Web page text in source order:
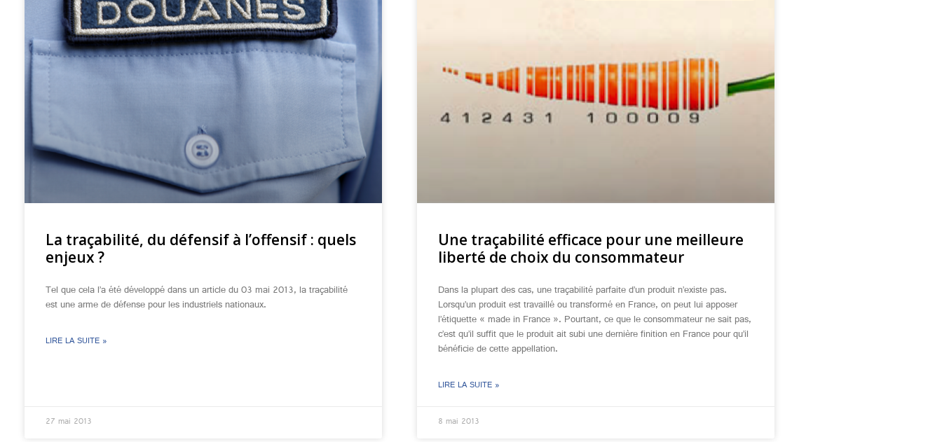
La traçabilité, du défensif à l’offensif : quels
enjeux ?
Tel que cela l’a été développé dans un article du 03 mai 2013, la traçabilité
est une arme de défense pour les industriels nationaux.
LIRE LA SUITE »
27 mai 2013
Une traçabilité efficace pour une meilleure
liberté de choix du consommateur
Dans la plupart des cas, une traçabilité parfaite d’un produit n’existe pas.
Lorsqu’un produit est travaillé ou transformé en France, on peut lui apposer
l’étiquette « made in France ». Pourtant, ce que le consommateur ne sait pas,
c’est qu’il suffit que le produit ait subi une dernière finition en France pour qu’il
bénéficie de cette appellation.
LIRE LA SUITE »
8 mai 2013